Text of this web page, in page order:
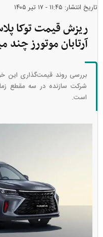
تاریخ انتشار: ۱۱:۴۵ - ۱۷ تير ۱۴۰۵
آرتابان موتورز چند
بررسی روند قیمت‌گذاری این
شرکت سازنده در سه مقطع
است.